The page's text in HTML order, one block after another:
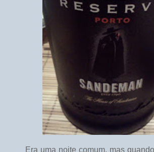
Era uma noite comum, mas